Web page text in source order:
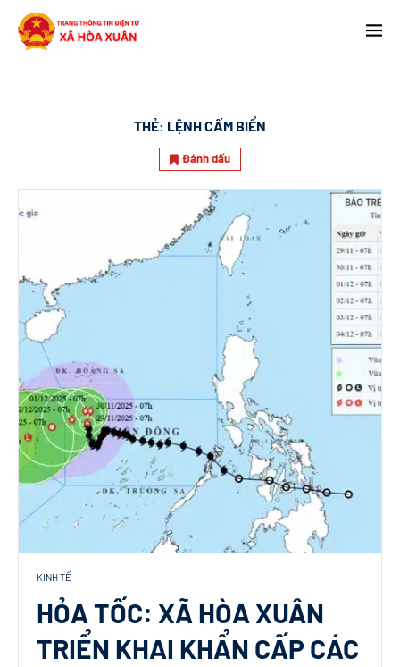
THẺ: LỆNH CẤM BIỂN
Đánh dấu
KINH TẾ
HỎA TỐC: XÃ HÒA XUÂN
TRIỂN KHAI KHẨN CẤP CÁC